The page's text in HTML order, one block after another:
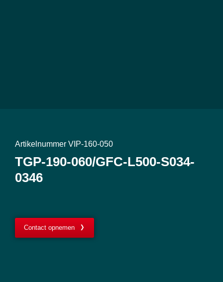
Artikelnummer VIP-160-050
TGP-190-060/GFC-L500-S034-
0346
Contact opnemen